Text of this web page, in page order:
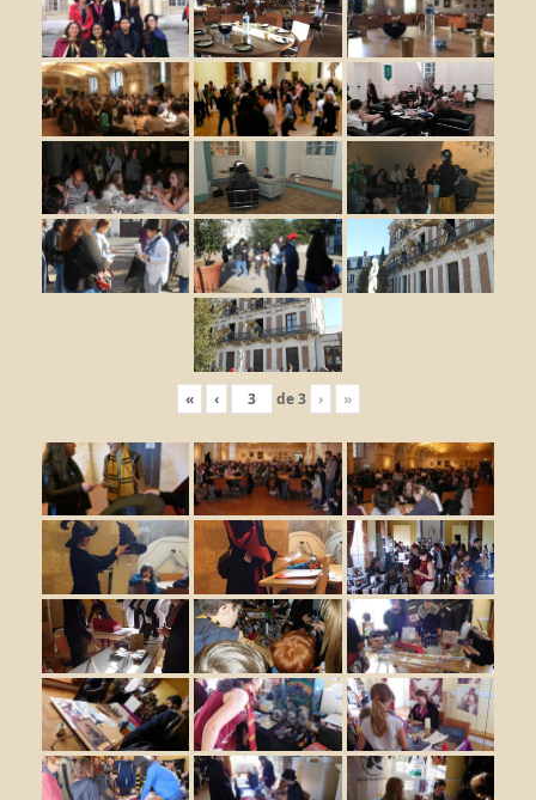
« ‹ de3 › »